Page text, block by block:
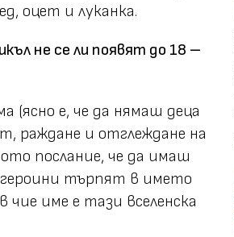
оцет и луканка.
не се ли появят до 18 –
(ясно е, че да нямаш деца
раждане и отглеждане на
послание, че да имаш
търпят в името
чие име е тази вселенска